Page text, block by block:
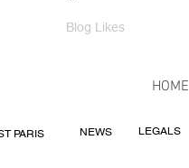
Blog Likes
HOME
PARIS NEWS LEGALS